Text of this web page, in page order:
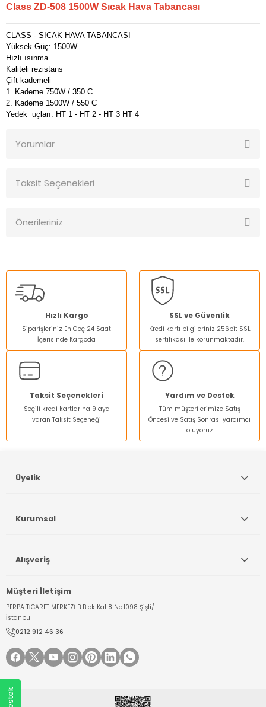
Class ZD-508 1500W Sıcak Hava Tabancası
CLASS - SICAK HAVA TABANCASI
Yüksek Güç: 1500W
Hızlı ısınma
Kaliteli rezistans
Çift kademeli
1. Kademe 750W / 350 C
2. Kademe 1500W / 550 C
Yedek uçları: HT 1 - HT 2 - HT 3 HT 4
Yorumlar
Taksit Seçenekleri
Önerileriniz
kullanarak tarafımıza iletebilirsiniz.
Görüş ve önerileriniz için teşekkür ederiz.
Ürün resmi kalitesiz, bozuk veya görüntülenemiyor.
Ürün açıklamasında eksik bilgiler bulunuyor.
Ürün bilgilerinde hatalar bulunuyor.
Ürün fiyatı diğer sitelerden daha pahalı.
Bu ürüne benzer farklı alternatifler olmalı.
Hızlı Kargo
Siparişleriniz En Geç 24 Saat
İçerisinde Kargoda
SSL ve Güvenlik
Kredi kartı bilgileriniz 256bit SSL
sertifikası ile korunmaktadır.
Taksit Seçenekleri
Seçili kredi kartlarına 9 aya
varan Taksit Seçeneği
Yardım ve Destek
Tüm müşterilerimize Satış
Öncesi ve Satış Sonrası yardımcı
oluyoruz
Müşteri İletişim
PERPA TİCARET MERKEZİ B Blok Kat:8 No:1098 Şişli/
İstanbul
0212 912 46 36
Üyelik
Kurumsal
Alışveriş